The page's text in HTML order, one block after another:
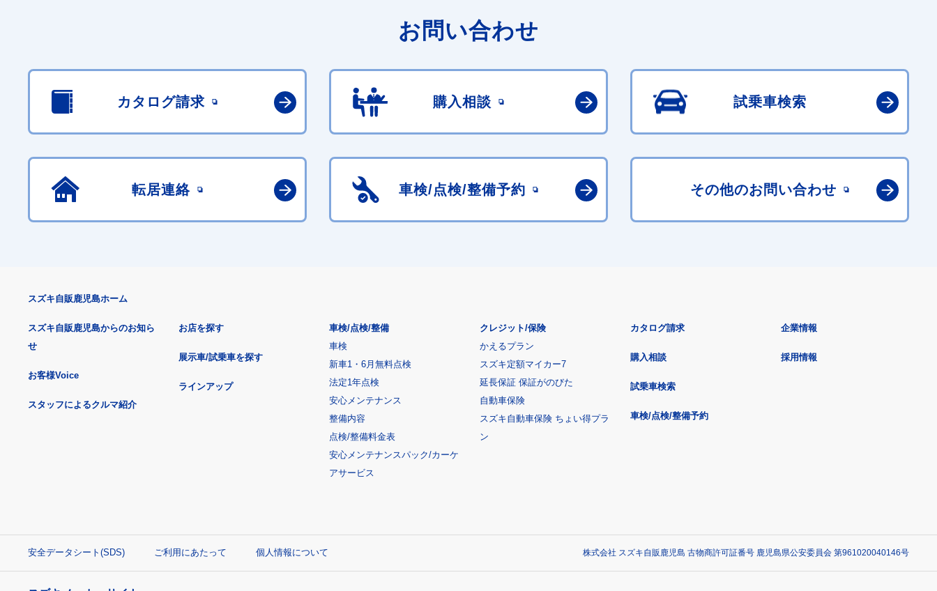
お問い合わせ
カタログ請求 購入相談 試乗車検索
転居連絡 車検/点検/整備予約 その他のお問い合わせ
スズキ自販鹿児島ホーム
スズキ自販鹿児島からのお知ら
せ
お客様Voice
スタッフによるクルマ紹介
お店を探す
展示車/試乗車を探す
ラインアップ
車検/点検/整備
車検
新車1・6月無料点検
法定1年点検
安心メンテナンス
整備内容
点検/整備料金表
安心メンテナンスパック/カーケ
アサービス
クレジット/保険
かえるプラン
スズキ定額マイカー7
延長保証 保証がのびた
自動車保険
スズキ自動車保険 ちょい得プラ
ン
カタログ請求
購入相談
試乗車検索
車検/点検/整備予約
企業情報
採用情報
安全データシート(SDS) ご利用にあたって 個人情報について 株式会社 スズキ自販鹿児島 古物商許可証番号 鹿児島県公安委員会 第961020040146号